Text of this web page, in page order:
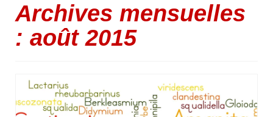
Archives mensuelles
: août 2015